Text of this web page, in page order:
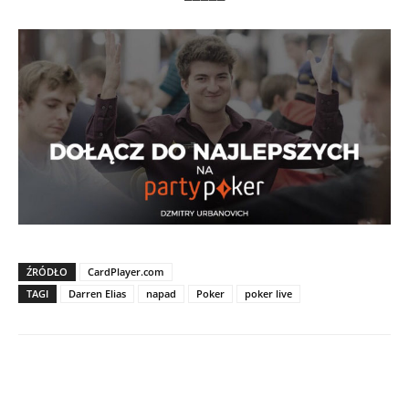
ŹRÓDŁO
CardPlayer.com
TAGI
Darren Elias napad Poker poker live